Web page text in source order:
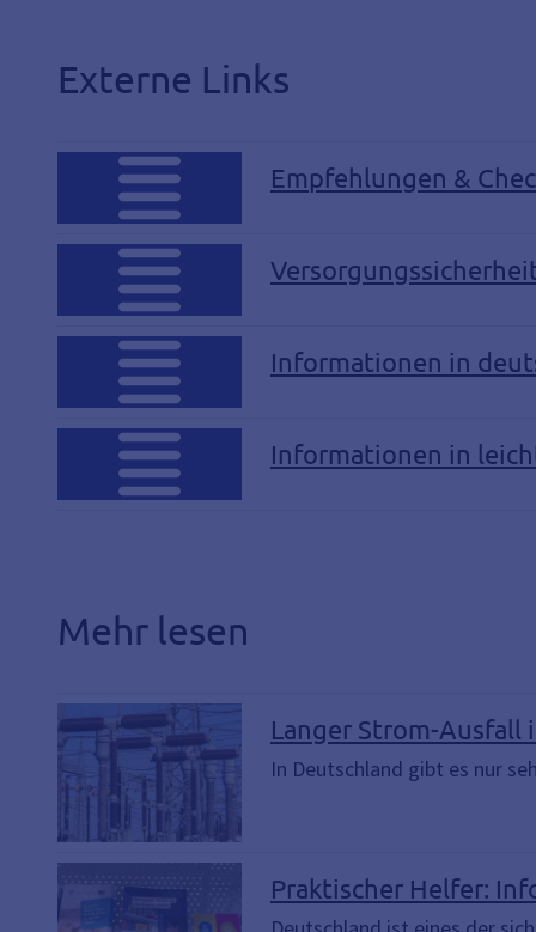
Externe Links
Empfehlungen &
Informationen in
Informationen in
Mehr lesen
Langer Strom-Ausfall
In Deutschland gibt es nur
Praktischer Helfer: